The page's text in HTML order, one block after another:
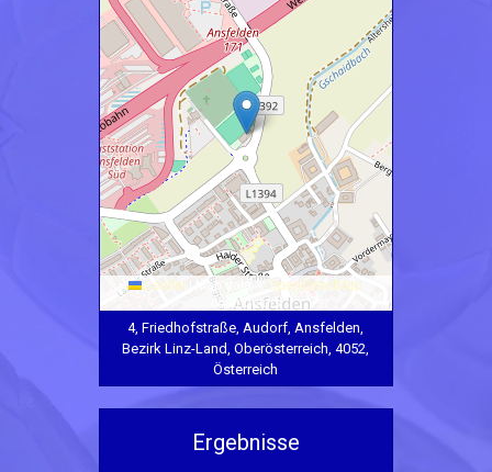
Leaflet Map data ©OpenStreetMap
contributors
4, Friedhofstraße, Audorf, Ansfelden,
Bezirk Linz-Land, Oberösterreich, 4052,
Österreich
Ergebnisse